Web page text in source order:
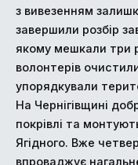
з вивезенням
завершили розбір
якому мешкали три
волонтерів
упорядкували
На Чернігівщині
покрівлі та
Ягідного. Вже
впроваджує